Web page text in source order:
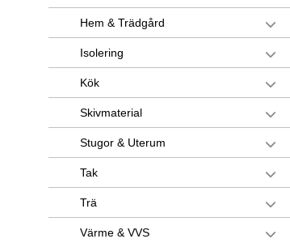
Hem & Trädgård
Isolering
Kök
Skivmaterial
Stugor & Uterum
Tak
Trä
Värme & VVS